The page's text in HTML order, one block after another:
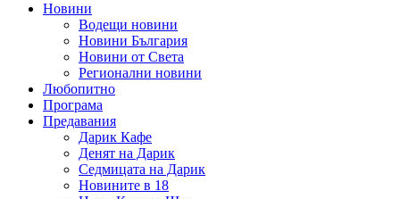
Новини
Водещи новини
Новини България
Новини от Света
Регионални новини
Любопитно
Програма
Предавания
Дарик Кафе
Денят на Дарик
Седмицата на Дарик
Новините в 18